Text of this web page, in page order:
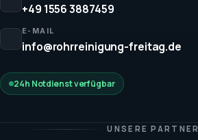
+49 1556 3887459
E-MAIL
info@rohrreinigung-freitag.de
24h Notdienst verfügbar
UNSERE PARTNER